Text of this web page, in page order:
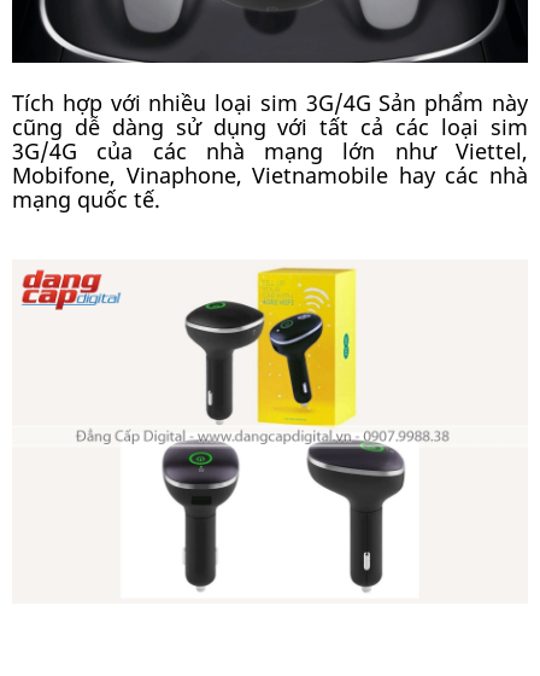
Tích hợp với nhiều loại sim 3G/4G Sản phẩm này
cũng dễ dàng sử dụng với tất cả các loại sim
3G/4G của các nhà mạng lớn như Viettel,
Mobifone, Vinaphone, Vietnamobile hay các nhà
mạng quốc tế.